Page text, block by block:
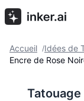
Accueil /Idées de
Encre de Rose
Tatouage